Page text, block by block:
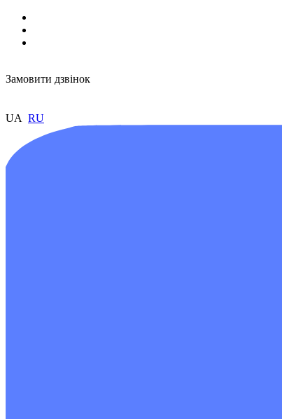
Замовити дзвінок
UA RU